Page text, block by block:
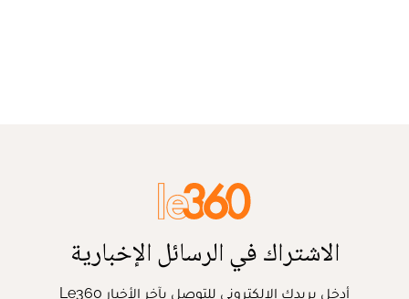
الاشتراك في الرسائل الإخبارية
أدخل بريدك الإلكتروني للتوصل بآخر الأخبار Le360